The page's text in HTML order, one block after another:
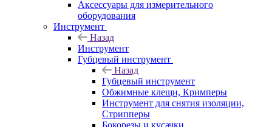
Аксессуары для измерительного
оборудования
Инструмент
Назад
Инструмент
Губцевый инструмент
Назад
Губцевый инструмент
Обжимные клещи, Кримперы
Инструмент для снятия изоляции,
Стрипперы
Бокорезы и кусачки